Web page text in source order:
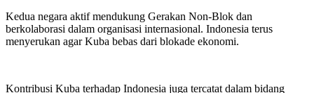
Kedua negara aktif mendukung Gerakan Non-Blok dan
berkolaborasi dalam organisasi internasional. Indonesia terus
menyerukan agar Kuba bebas dari blokade ekonomi.
Kontribusi Kuba terhadap Indonesia juga tercatat dalam bidang